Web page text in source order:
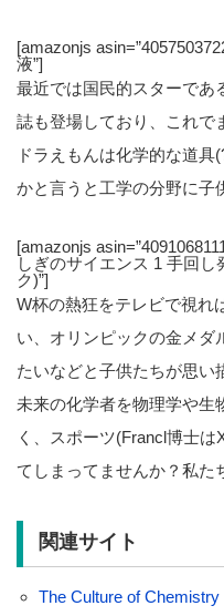
[amazonjs
液”]
最近では国民的スターであ
誌も登場しており、これで
ドラえもんは化学的な道
かと言うと工学の分野に子
[amazonjs
しぎのサイエンス 1 手回
ク)”]
W杯の熱狂をテレビで視れ
い、オリンピックの金メダ
たいなどと子供たちが思い
未来の化学者を物理学や生
く、スポーツ(Francl博士
てしまってませんか？私た
関連サイト
The Culture of Chemistry